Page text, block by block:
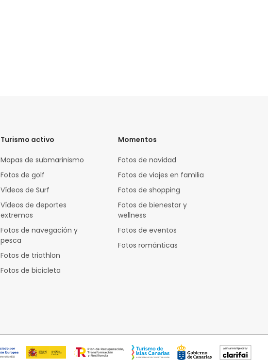
Turismo activo
Mapas de submarinismo
Fotos de golf
Vídeos de Surf
Vídeos de deportes
extremos
Fotos de navegación y
pesca
Fotos de triathlon
Fotos de bicicleta
Momentos
Fotos de navidad
Fotos de viajes en familia
Fotos de shopping
Fotos de bienestar y
wellness
Fotos de eventos
Fotos románticas